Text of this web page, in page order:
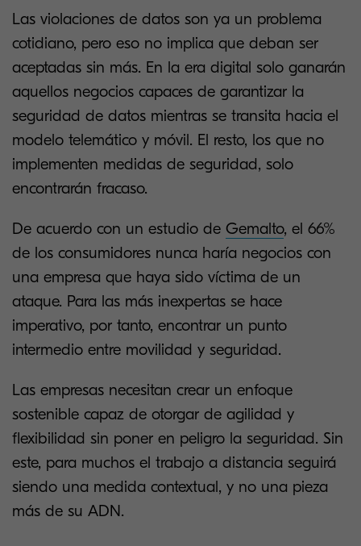
Las violaciones de datos son ya un problema
cotidiano, pero eso no implica que deban ser
aceptadas sin más. En la era digital solo ganarán
aquellos negocios capaces de garantizar la
seguridad de datos mientras se transita hacia el
modelo telemático y móvil. El resto, los que no
implementen medidas de seguridad, solo
encontrarán fracaso.
De acuerdo con un estudio de Gemalto, el 66%
de los consumidores nunca haría negocios con
una empresa que haya sido víctima de un
ataque. Para las más inexpertas se hace
imperativo, por tanto, encontrar un punto
intermedio entre movilidad y seguridad.
Las empresas necesitan crear un enfoque
sostenible capaz de otorgar de agilidad y
flexibilidad sin poner en peligro la seguridad. Sin
este, para muchos el trabajo a distancia seguirá
siendo una medida contextual, y no una pieza
más de su ADN.